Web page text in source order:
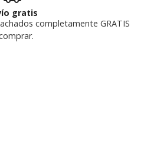
gratis
completamente GRATIS